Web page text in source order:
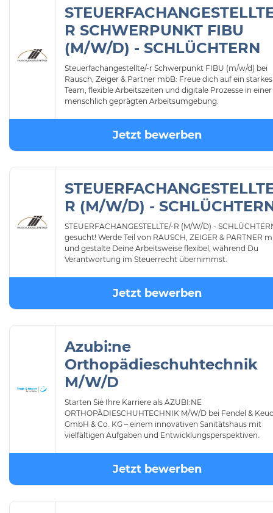
R SCHWERPUNKT FIBU
(M/W/D) - SCHLÜCHTERN
Steuerfachangestellte/-r Schwerpunkt FIBU (m/w/d) bei
Rausch, Zeiger & Partner mbB: Freue dich auf ein starkes
Team, flexible Arbeitszeiten und digitale Prozesse in einer
menschlich geprägten Arbeitsumgebung.
Jetzt bewerben
R (M/W/D) -
STEUERFACHANGESTELLTE/-R (M/W/D) -
gesucht! Werde Teil von RAUSCH, ZEIGER & PARTNER
und gestalte Deine Arbeitsweise flexibel, während Du
Verantwortung im Steuerrecht übernimmst.
Jetzt bewerben
Azubi:ne
Orthopädieschuhtechnik
M/W/D
Starten Sie Ihre Karriere als AZUBI:NE
ORTHOPÄDIESCHUHTECHNIK M/W/D bei Fendel &
GmbH & Co. KG – einem innovativen Sanitätshaus mit
vielfältigen Aufgaben und Entwicklungsperspektiven.
Jetzt bewerben